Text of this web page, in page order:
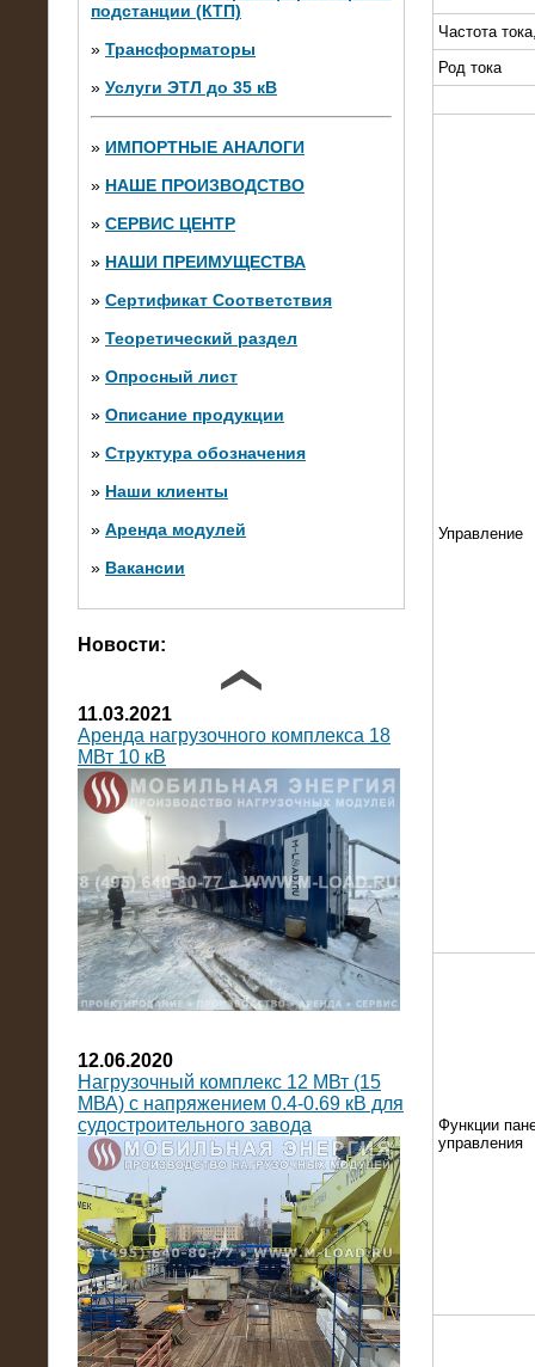
подстанции (КТП)
» Трансформаторы
» Услуги ЭТЛ до 35 кВ
» ИМПОРТНЫЕ АНАЛОГИ
» НАШЕ ПРОИЗВОДСТВО
» СЕРВИС ЦЕНТР
» НАШИ ПРЕИМУЩЕСТВА
» Сертификат Соответствия
» Теоретический раздел
» Опросный лист
» Описание продукции
» Структура обозначения
» Наши клиенты
» Аренда модулей
» Вакансии
Новости:
28.02.2015
Нагрузочные модули 700 кВт (4
штуки)
10.10.2014
Нагрузочный комплекс 20 МВт в 2
яруса (напряжение 6-10 кВ)
11.03.2021
Аренда нагрузочного комплекса 18
МВт 10 кВ
12.06.2020
Нагрузочный комплекс 12 МВт (15
МВА) с напряжением 0.4-0.69 кВ для
судостроительного завода
Частота
Род тока
Управление
Функции
управления